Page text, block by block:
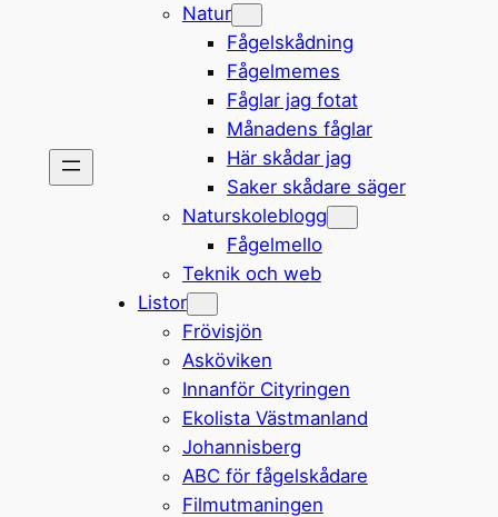
Natur
Fågelskådning
Fågelmemes
Fåglar jag fotat
Månadens fåglar
Här skådar jag
Saker skådare säger
Naturskoleblogg
Fågelmello
Teknik och web
Listor
Frövisjön
Asköviken
Innanför Cityringen
Ekolista Västmanland
Johannisberg
ABC för fågelskådare
Filmutmaningen